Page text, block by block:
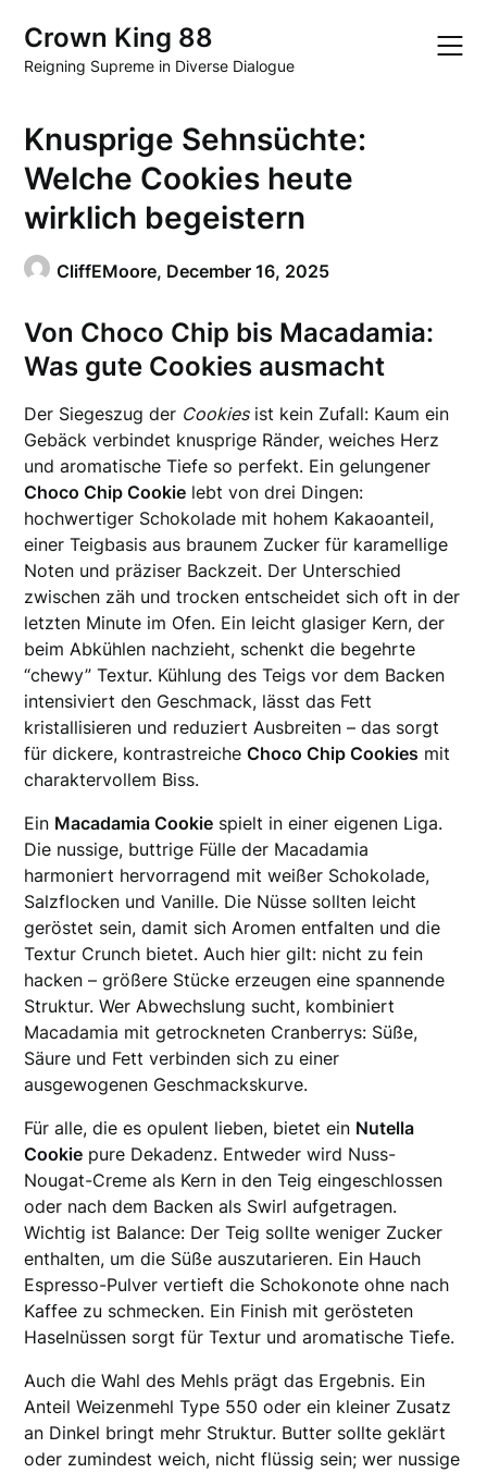
content
Crown King 88
Reigning Supreme in Diverse Dialogue
Knusprige Sehnsüchte:
Welche Cookies heute
wirklich begeistern
CliffEMoore, December 16, 2025
Von Choco Chip bis Macadamia:
Was gute Cookies ausmacht
Der Siegeszug der Cookiesist kein Zufall: Kaum ein
Gebäck verbindet knusprige Ränder, weiches Herz
und aromatische Tiefe so perfekt. Ein gelungener
Choco Chip Cookie lebt von drei Dingen:
hochwertiger Schokolade mit hohem Kakaoanteil,
einer Teigbasis aus braunem Zucker für karamellige
Noten und präziser Backzeit. Der Unterschied
zwischen zäh und trocken entscheidet sich oft in der
letzten Minute im Ofen. Ein leicht glasiger Kern, der
beim Abkühlen nachzieht, schenkt die begehrte
“chewy” Textur. Kühlung des Teigs vor dem Backen
intensiviert den Geschmack, lässt das Fett
kristallisieren und reduziert Ausbreiten – das sorgt
für dickere, kontrastreicheChoco Chip Cookies mit
charaktervollem Biss.
Ein Macadamia Cookie spielt in einer eigenen Liga.
Die nussige, buttrige Fülle der Macadamia
harmoniert hervorragend mit weißer Schokolade,
Salzflocken und Vanille. Die Nüsse sollten leicht
geröstet sein, damit sich Aromen entfalten und die
Textur Crunch bietet. Auch hier gilt: nicht zu fein
hacken – größere Stücke erzeugen eine spannende
Struktur. Wer Abwechslung sucht, kombiniert
Macadamia mit getrockneten Cranberrys: Süße,
Säure und Fett verbinden sich zu einer
ausgewogenen Geschmackskurve.
Für alle, die es opulent lieben, bietet ein Nutella
Cookie pure Dekadenz. Entweder wird Nuss-
Nougat-Creme als Kern in den Teig eingeschlossen
oder nach dem Backen als Swirl aufgetragen.
Wichtig ist Balance: Der Teig sollte weniger Zucker
enthalten, um die Süße auszutarieren. Ein Hauch
Espresso-Pulver vertieft die Schokonote ohne nach
Kaffee zu schmecken. Ein Finish mit gerösteten
Haselnüssen sorgt für Textur und aromatische Tiefe.
Auch die Wahl des Mehls prägt das Ergebnis. Ein
Anteil Weizenmehl Type 550 oder ein kleiner Zusatz
an Dinkel bringt mehr Struktur. Butter sollte geklärt
oder zumindest weich, nicht flüssig sein; wer nussige